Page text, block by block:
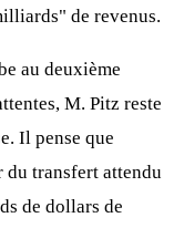
de revenus.
au deuxième
M. Pitz reste
Il pense que
du transfert attendu
de dollars de